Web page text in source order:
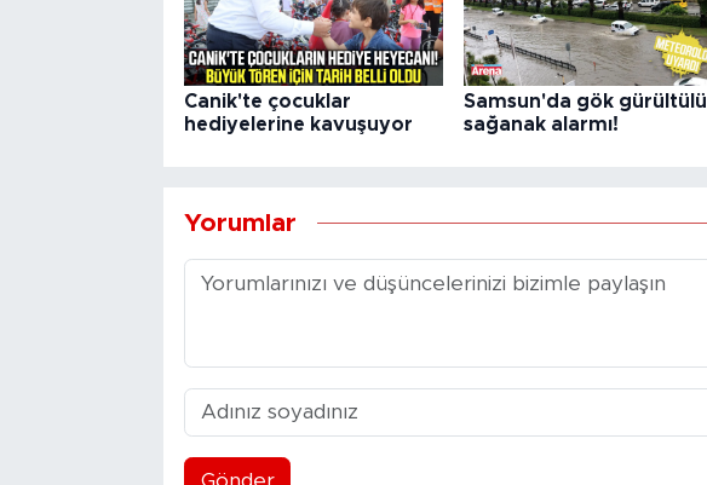
Canik'te çocuklar
hediyelerine kavuşuyor
Samsun'da gök gürültülü
sağanak alarmı!
Yorumlar